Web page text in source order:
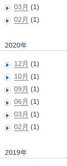
03月 (1)
02月 (1)
2020年
12月 (1)
10月 (1)
09月 (1)
06月 (1)
03月 (1)
02月 (1)
2019年